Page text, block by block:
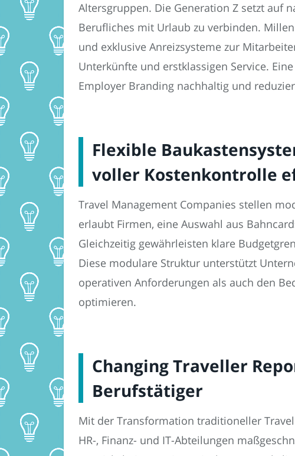
Altersgruppen. Die Generation Z setzt auf
Berufliches mit Urlaub zu verbinden.
und exklusive Anreizsysteme zur
Unterkünfte und erstklassigen Service.
Employer Branding nachhaltig und
Flexible
voller Kostenkontrolle
Travel Management Companies stellen
erlaubt Firmen, eine Auswahl aus
Gleichzeitig gewährleisten klare
Diese modulare Struktur unterstützt
operativen Anforderungen als auch den
optimieren.
Changing Traveller
Berufstätiger
Mit der Transformation traditioneller
HR-, Finanz- und IT-Abteilungen